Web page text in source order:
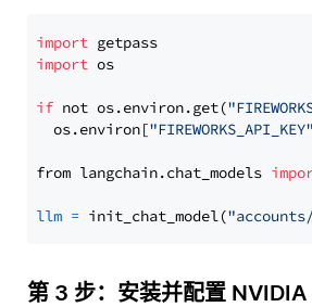
import
import os
if not os.environ.get(
  os.environ[
"FIREWORKS_API_KEY"
from langchain.chat_models
llm = init_chat_model(
第 3 步：安装并配置